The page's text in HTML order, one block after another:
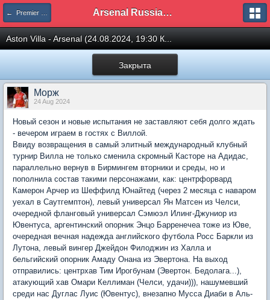
← Premier League Arsenal Russian Speaking Supporters Club
Aston Villa - Arsenal (24.08.2024, 19:30 К...
Закрыта
Морж
24 Aug 2024
Новый сезон и новые испытания не заставляют себя долго ждать
- вечером играем в гостях с Виллой.
Ввиду возвращения в самый элитный международный клубный
турнир Вилла не только сменила скромный Касторе на Адидас,
параллельно вернув в Бирмингем вторники и среды, но и
пополнила состав такими персонажами, как: центрфорвард
Камерон Арчер из Шеффилд Юнайтед (через 2 месяца с наваром
уехал в Саутгемптон), левый универсал Ян Матсен из Челси,
очередной фланговый универсал Сэмюэл Илинг-Джуниор из
Ювентуса, аргентинский опорник Энцо Барренечеа тоже из Юве,
очередная вечная надежда английского футбола Росс Баркли из
Лутона, левый вингер Джейдон Филоджин из Халла и
бельгийский опорник Амаду Онана из Эвертона. На выход
отправились: центрхав Тим Ирогбунам (Эвертон. Бедолага...),
атакующий хав Омари Келлиман (Челси, удачи))), нашумевший
среди нас Дуглас Луис (Ювентус), внезапно Мусса Диаби в Аль-